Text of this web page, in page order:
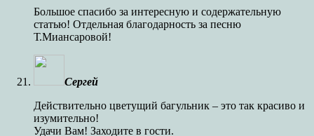
Большое спасибо за интересную и содержательную
статью! Отдельная благодарность за песню
Т.Миансаровой!
Сергей
Действительно цветущий багульник – это так красиво и
изумительно!
Удачи Вам! Заходите в гости.